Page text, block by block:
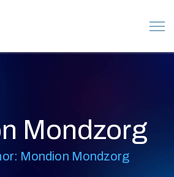
Mondzorg
Mondion Mondzorg